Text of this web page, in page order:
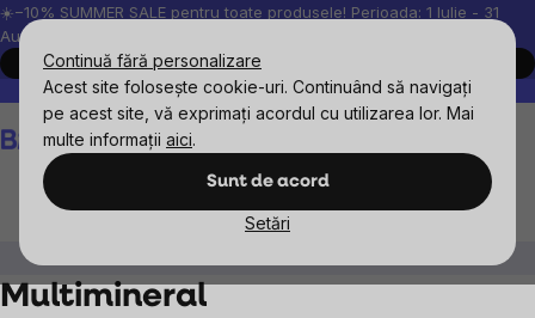
Continuă fără personalizare
Acest site folosește cookie-uri. Continuând să navigați
pe acest site, vă exprimați acordul cu utilizarea lor. Mai
multe informații aici.
Sunt de acord
Setări
Treci
la
conținut
☀️−10% SUMMER SALE pentru toate produsele! Perioada: 1 Iulie - 31
August, 2026.
Cumpără acum
Peste 200.000 de recenzii verificate
Produsele noastre sunt
Coş
de
Multimineral